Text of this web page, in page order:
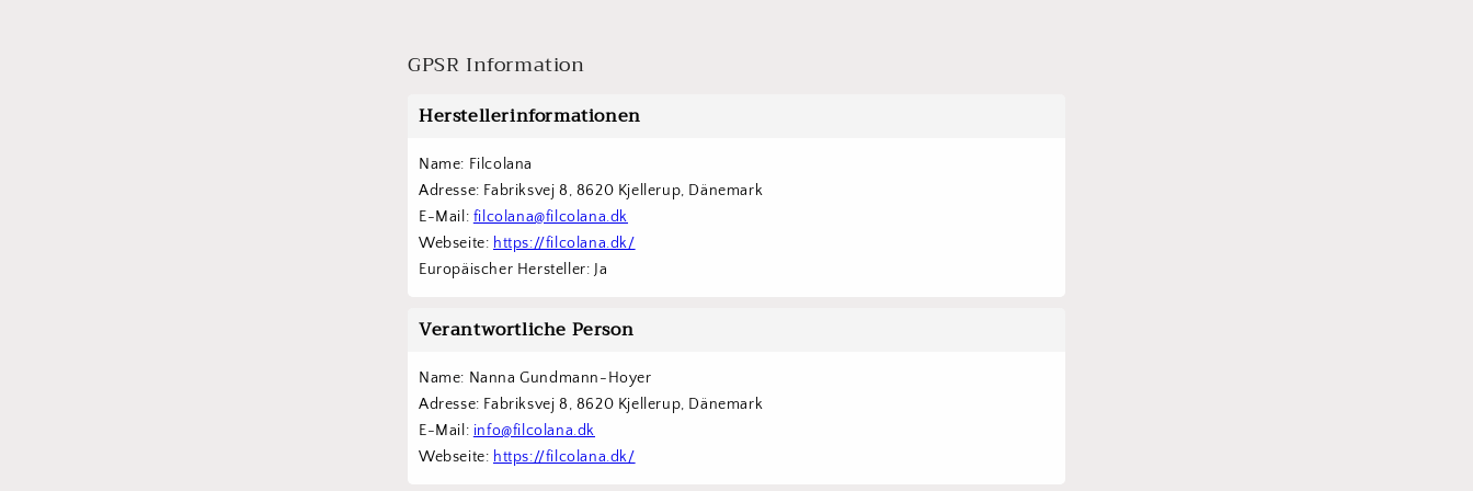
GPSR Information
Herstellerinformationen
Name: Filcolana
Adresse: Fabriksvej 8, 8620 Kjellerup, Dänemark
E-Mail: filcolana@filcolana.dk
Webseite: https://filcolana.dk/
Europäischer Hersteller: Ja
Verantwortliche Person
Name: Nanna Gundmann-Hoyer
Adresse: Fabriksvej 8, 8620 Kjellerup, Dänemark
E-Mail: info@filcolana.dk
Webseite: https://filcolana.dk/